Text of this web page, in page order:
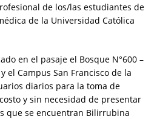
de los/las estudiantes de
de la Universidad Católica
en el pasaje el Bosque N°600 –
el Campus San Francisco de la
diarios para la toma de
y sin necesidad de presentar
que se encuentran Bilirrubina